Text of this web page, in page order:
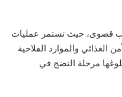
قصوى، حيث تستمر عمليات
والموارد الفلاحية
مرحلة النضج في